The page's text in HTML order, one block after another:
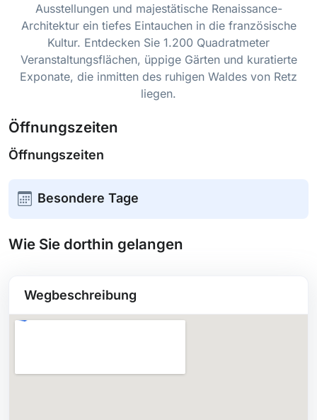
Ausstellungen und majestätische Renaissance-
Architektur ein tiefes Eintauchen in die französische
Kultur. Entdecken Sie 1.200 Quadratmeter
Veranstaltungsflächen, üppige Gärten und kuratierte
Exponate, die inmitten des ruhigen Waldes von Retz
liegen.
Öffnungszeiten
Öffnungszeiten
Besondere Tage
Wie Sie dorthin gelangen
Wegbeschreibung